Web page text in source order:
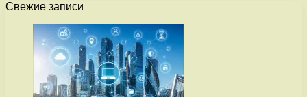
Свежие записи